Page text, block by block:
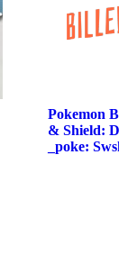
Pokemon
& Shield:
_poke: